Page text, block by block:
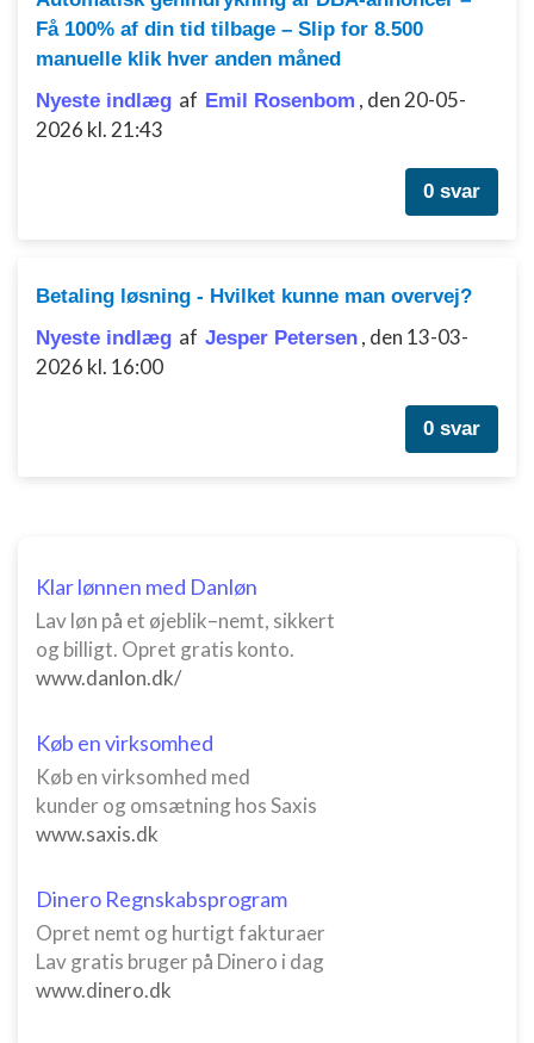
Få 100% af din tid tilbage – Slip for 8.500
manuelle klik hver anden måned
Nyeste indlæg af Emil Rosenbom , den 20-05-
2026 kl. 21:43
0 svar
Betaling løsning - Hvilket kunne man overvej?
Nyeste indlæg af Jesper Petersen , den 13-03-
2026 kl. 16:00
0 svar
Klar lønnen med Danløn
Lav løn på et øjeblik–nemt, sikkert
og billigt. Opret gratis konto.
www.danlon.dk/
Køb en virksomhed
Køb en virksomhed med
kunder og omsætning hos Saxis
www.saxis.dk
Dinero Regnskabsprogram
Opret nemt og hurtigt fakturaer
Lav gratis bruger på Dinero i dag
www.dinero.dk